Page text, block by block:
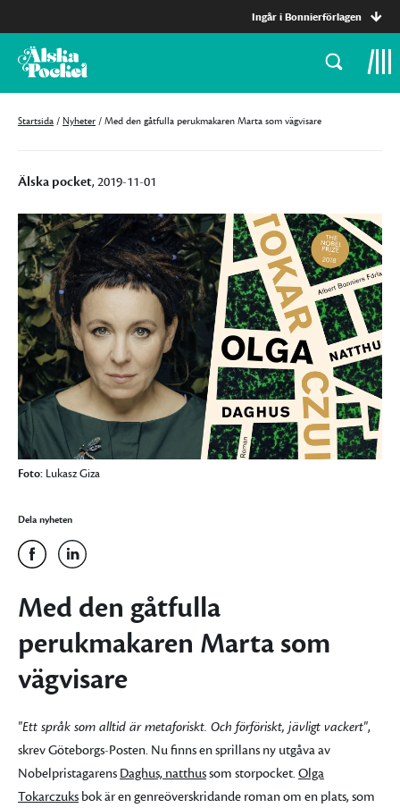
Ingår i Bonnierförlagen
Startsida / Nyheter / Med den gåtfulla perukmakaren Marta som vägvisare
Älska pocket, 2019-11-01
Foto: Lukasz Giza
Dela nyheten
Med den gåtfulla
perukmakaren Marta som
vägvisare
"Ett språk som alltid är metaforiskt. Och förföriskt, jävligt vackert",
skrev Göteborgs-Posten. Nu finns en sprillans ny utgåva av
Nobelpristagarens Daghus, natthussom storpocket.Olga
Tokarczuks bok är en genreöverskridande roman om en plats, som